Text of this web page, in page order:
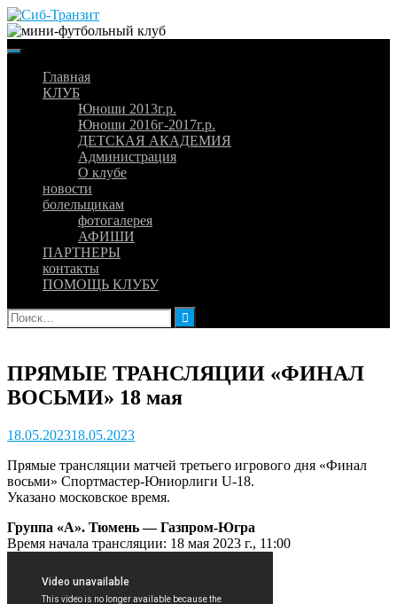
Skip
to
content
Главная
КЛУБ
Юноши 2013г.р.
Юноши 2016г-2017г.р.
ДЕТСКАЯ АКАДЕМИЯ
Администрация
О клубе
новости
болельщикам
фотогалерея
АФИШИ
ПАРТНЕРЫ
контакты
ПОМОЩЬ КЛУБУ
Найти:
ПРЯМЫЕ ТРАНСЛЯЦИИ «ФИНАЛ
ВОСЬМИ» 18 мая
18.05.202318.05.2023
Прямые трансляции матчей третьего игрового дня «Финал
восьми» Спортмастер-Юниорлиги U-18.
Указано московское время.
Группа «А». Тюмень — Газпром-Югра
Время начала трансляции: 18 мая 2023 г., 11:00